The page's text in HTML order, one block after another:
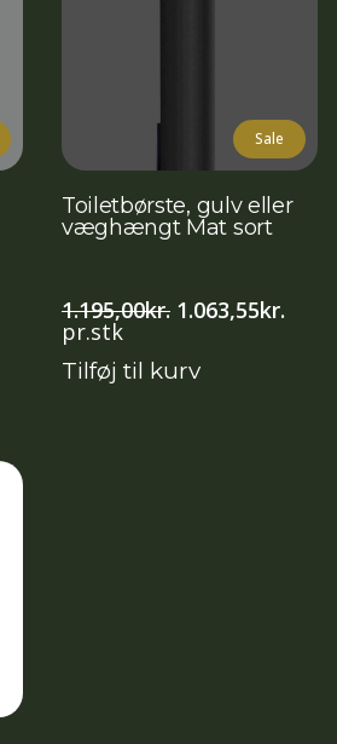
aktuelle
Sale
Toiletbørste, gulv eller
væghængt Mat sort
1.195,00kr. Den
oprindelige
var:
1.063,55kr.
pr.stk
Tilføj til kurv